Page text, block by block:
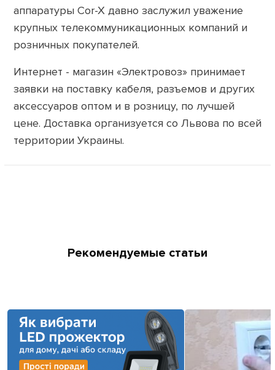
аппаратуры Cor-X давно заслужил уважение
крупных телекоммуникационных компаний и
розничных покупателей.
Интернет - магазин «Электровоз» принимает
заявки на поставку кабеля, разъемов и других
аксессуаров оптом и в розницу, по лучшей
цене. Доставка организуется со Львова по всей
территории Украины.
Рекомендуемые статьи